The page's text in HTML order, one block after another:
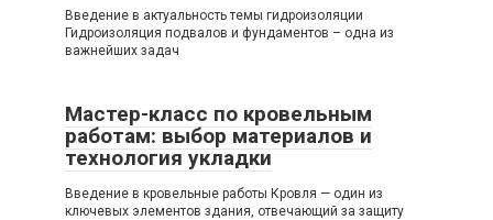
Введение в актуальность темы гидроизоляции
Гидроизоляция подвалов и фундаментов – одна из
важнейших задач
Мастер-класс по кровельным
работам: выбор материалов и
технология укладки
Введение в кровельные работы Кровля — один из
ключевых элементов здания, отвечающий за защиту